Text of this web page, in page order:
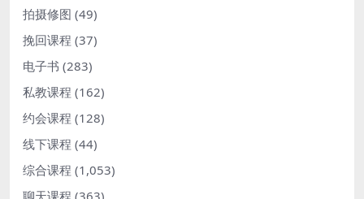
拍摄修图 (49)
挽回课程 (37)
电子书 (283)
私教课程 (162)
约会课程 (128)
线下课程 (44)
综合课程 (1,053)
聊天课程 (363)